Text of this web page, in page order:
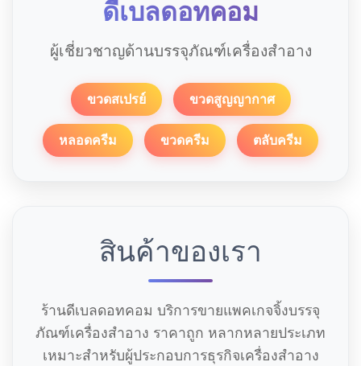
ดีเบลดอทคอม
ผู้เชี่ยวชาญด้านบรรจุภัณฑ์เครื่องสำอาง
ขวดสเปรย์ ขวดสูญญากาศ
หลอดครีม ขวดครีม ตลับครีม
สินค้าของเรา
ร้านดีเบลดอทคอม บริการขายแพคเกจจิ้งบรรจุ
ภัณฑ์เครื่องสำอาง ราคาถูก หลากหลายประเภท
เหมาะสำหรับผู้ประกอบการธุรกิจเครื่องสำอาง